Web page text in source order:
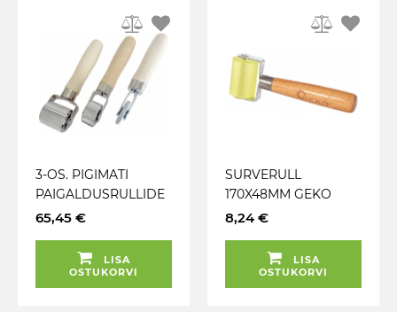
3-OS. PIGIMATI
PAIGALDUSRULLIDE
KOMPLEKT M+
65,45 €
LISA
OSTUKORVI
SURVERULL
170X48MM GEKO
8,24 €
LISA
OSTUKORVI